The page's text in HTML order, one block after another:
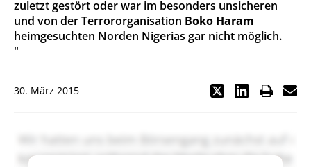
zuletzt gestört oder war im besonders unsicheren
und von der Terrororganisation Boko Haram
heimgesuchten Norden Nigerias gar nicht möglich.
"
30. März 2015